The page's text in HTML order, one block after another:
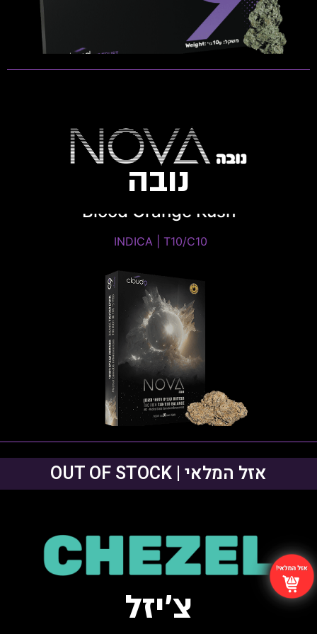
נובה
Blood Orange Kush
INDICA | T10/C10 ​
INDICA | T10/C10 ​
THC: 8%-12% | CBD: 8%-12%
טרפנים דומיננטים: D/L-Limonene ,Linalool ,b-
Caryophyllene ,a-Humulene.
פתיחות שקית ומלאי זמין
פתיחות שקית ומלאי זמין
אזל המלאי | OUT OF STOCK
צ׳יזל